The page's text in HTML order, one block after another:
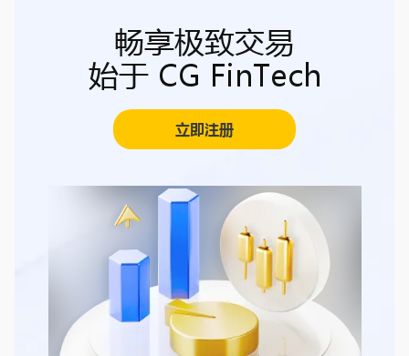
畅享极致交易
始于 CG FinTech
立即注册